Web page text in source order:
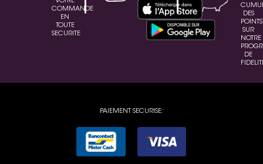
COMMANDE
EN
TOUTE
SECURITE
DES
POINTS
SUR
NOTRE
DE
PAIEMENT SECURISE: